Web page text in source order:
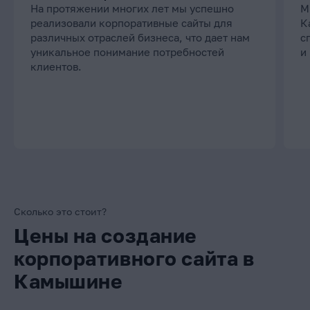
На протяжении многих лет мы успешно
реализовали корпоративные сайты для
различных отраслей бизнеса, что дает нам
уникальное понимание потребностей
клиентов.
и
Сколько это стоит?
Цены на создание
корпоративного сайта в
Камышине